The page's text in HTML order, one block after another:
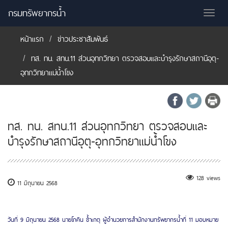
กรมทรัพยากรน้ำ
หน้าแรก
ข่าวประชาสัมพันธ์
ทส. ทน. สทน.11 ส่วนอุทกวิทยา ตรวจสอบและบำรุงรักษาสถานีอุตุ-
อุทกวิทยาแม่น้ำโขง
ทส. ทน. สทน.11 ส่วนอุทกวิทยา ตรวจสอบและ
บำรุงรักษาสถานีอุตุ-อุทกวิทยาแม่น้ำโขง
11 มิถุนายน 2568 128 views
วันที่ 9 มิถุนายน 2568 นายโภคิน ช้ำเกตุ ผู้อำนวยการสำนักงานทรัพยากรน้ำที่ 11 มอบหมาย